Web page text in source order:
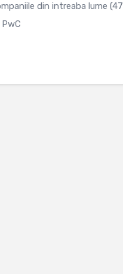
din intreaba lume